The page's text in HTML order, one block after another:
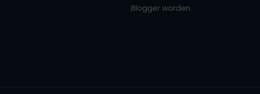
Blogger worden